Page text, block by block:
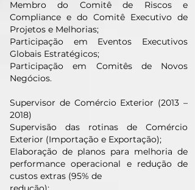
Membro do Comitê de Riscos e
Compliance e do Comitê Executivo de
Projetos e Melhorias;
Participação em Eventos Executivos
Globais Estratégicos;
Participação em Comitês de Novos
Negócios.
Supervisor de Comércio Exterior (2013 –
2018)
Supervisão das rotinas de Comércio
Exterior (Importação e Exportação);
Elaboração de planos para melhoria de
performance operacional e redução de
custos extras (95% de